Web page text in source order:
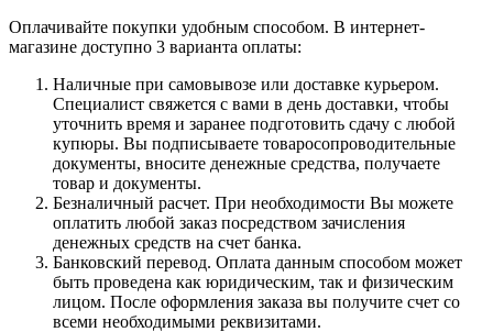
Оплачивайте покупки удобным способом. В интернет-
магазине доступно 3 варианта оплаты:
Наличные при самовывозе или доставке курьером.
Специалист свяжется с вами в день доставки, чтобы
уточнить время и заранее подготовить сдачу с любой
купюры. Вы подписываете товаросопроводительные
документы, вносите денежные средства, получаете
товар и документы.
Безналичный расчет. При необходимости Вы можете
оплатить любой заказ посредством зачисления
денежных средств на счет банка.
Банковский перевод. Оплата данным способом может
быть проведена как юридическим, так и физическим
лицом. После оформления заказа вы получите счет со
всеми необходимыми реквизитами.